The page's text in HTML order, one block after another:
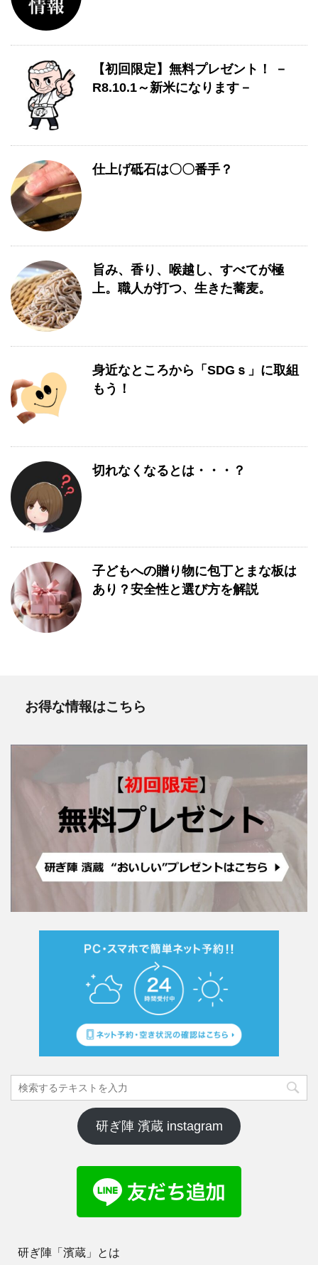
【初回限定】無料プレゼント！ －
R8.10.1～新米になります－
仕上げ砥石は〇〇番手？
旨み、香り、喉越し、すべてが極
上。職人が打つ、生きた蕎麦。
身近なところから「SDGｓ」に取組
もう！
切れなくなるとは・・・？
子どもへの贈り物に包丁とまな板は
あり？安全性と選び方を解説
お得な情報はこちら
研ぎ陣 濱蔵 instagram
研ぎ陣「濱蔵」とは